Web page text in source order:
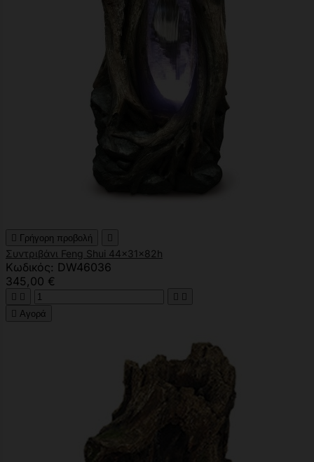
 Γρήγορη προβολή 
Συντριβάνι Feng Shui 44x31x82h
Κωδικός: DW46036
345,00 €
   
 Αγορά